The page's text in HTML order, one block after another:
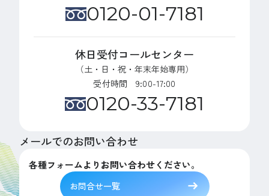
0120-01-7181
休日受付コールセンター
（土・日・祝・年末年始専用）
受付時間 9:00-17:00
0120-33-7181
メールでのお問い合わせ
各種フォームよりお問い合わせください。
お問合せ一覧